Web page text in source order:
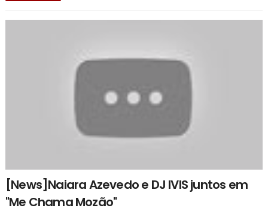
[News]Naiara Azevedo e DJ IVIS juntos em
"Me Chama Mozão"